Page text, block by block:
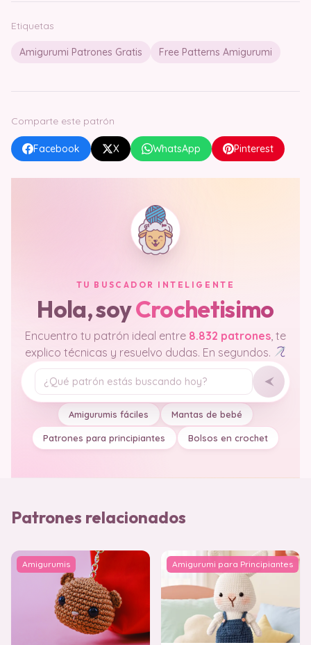
Etiquetas
Amigurumi Patrones Gratis Free Patterns Amigurumi
Comparte este patrón
Facebook X WhatsApp Pinterest
TU BUSCADOR INTELIGENTE
Hola, soyCrochetisimo
Encuentro tu patrón ideal entre 8.832 patrones , te
explico técnicas y resuelvo dudas. En segundos.
Tu pregunta
Amigurumis fáciles Mantas de bebé
Patrones para principiantes Bolsos en crochet
Patrones relacionados
Amigurumis Amigurumi para Principiantes